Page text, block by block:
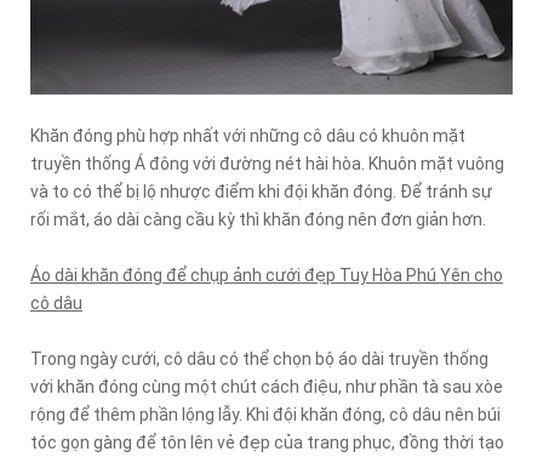
Khăn đóng phù hợp nhất với những cô dâu có khuôn mặt
truyền thống Á đông với đường nét hài hòa. Khuôn mặt vuông
và to có thể bị lộ nhược điểm khi đội khăn đóng. Để tránh sự
rối mắt, áo dài càng cầu kỳ thì khăn đóng nên đơn giản hơn.
Áo dài khăn đóng để chụp ảnh cưới đẹp Tuy Hòa Phú Yên cho
cô dâu
Trong ngày cưới, cô dâu có thể chọn bộ áo dài truyền thống
với khăn đóng cùng một chút cách điệu, như phần tà sau xòe
rộng để thêm phần lộng lẫy. Khi đội khăn đóng, cô dâu nên búi
tóc gọn gàng để tôn lên vẻ đẹp của trang phục, đồng thời tạo